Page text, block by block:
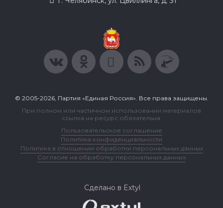
© 2005-2026, Партия «Единая Россия». Все права защищены.
При полном или частичном использовании материалов
ссылка на ресурс обязательна.
Пользовательское соглашение
Политика конфиденциальности
Политика в отношении обработки персональных данных
Согласие на обработку персональных данных
Сделано в Extyl